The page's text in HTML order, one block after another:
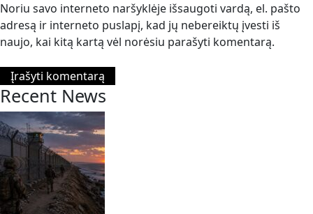
Noriu savo interneto naršyklėje išsaugoti vardą, el. pašto
adresą ir interneto puslapį, kad jų nebereiktų įvesti iš
naujo, kai kitą kartą vėl norėsiu parašyti komentarą.
Recent News